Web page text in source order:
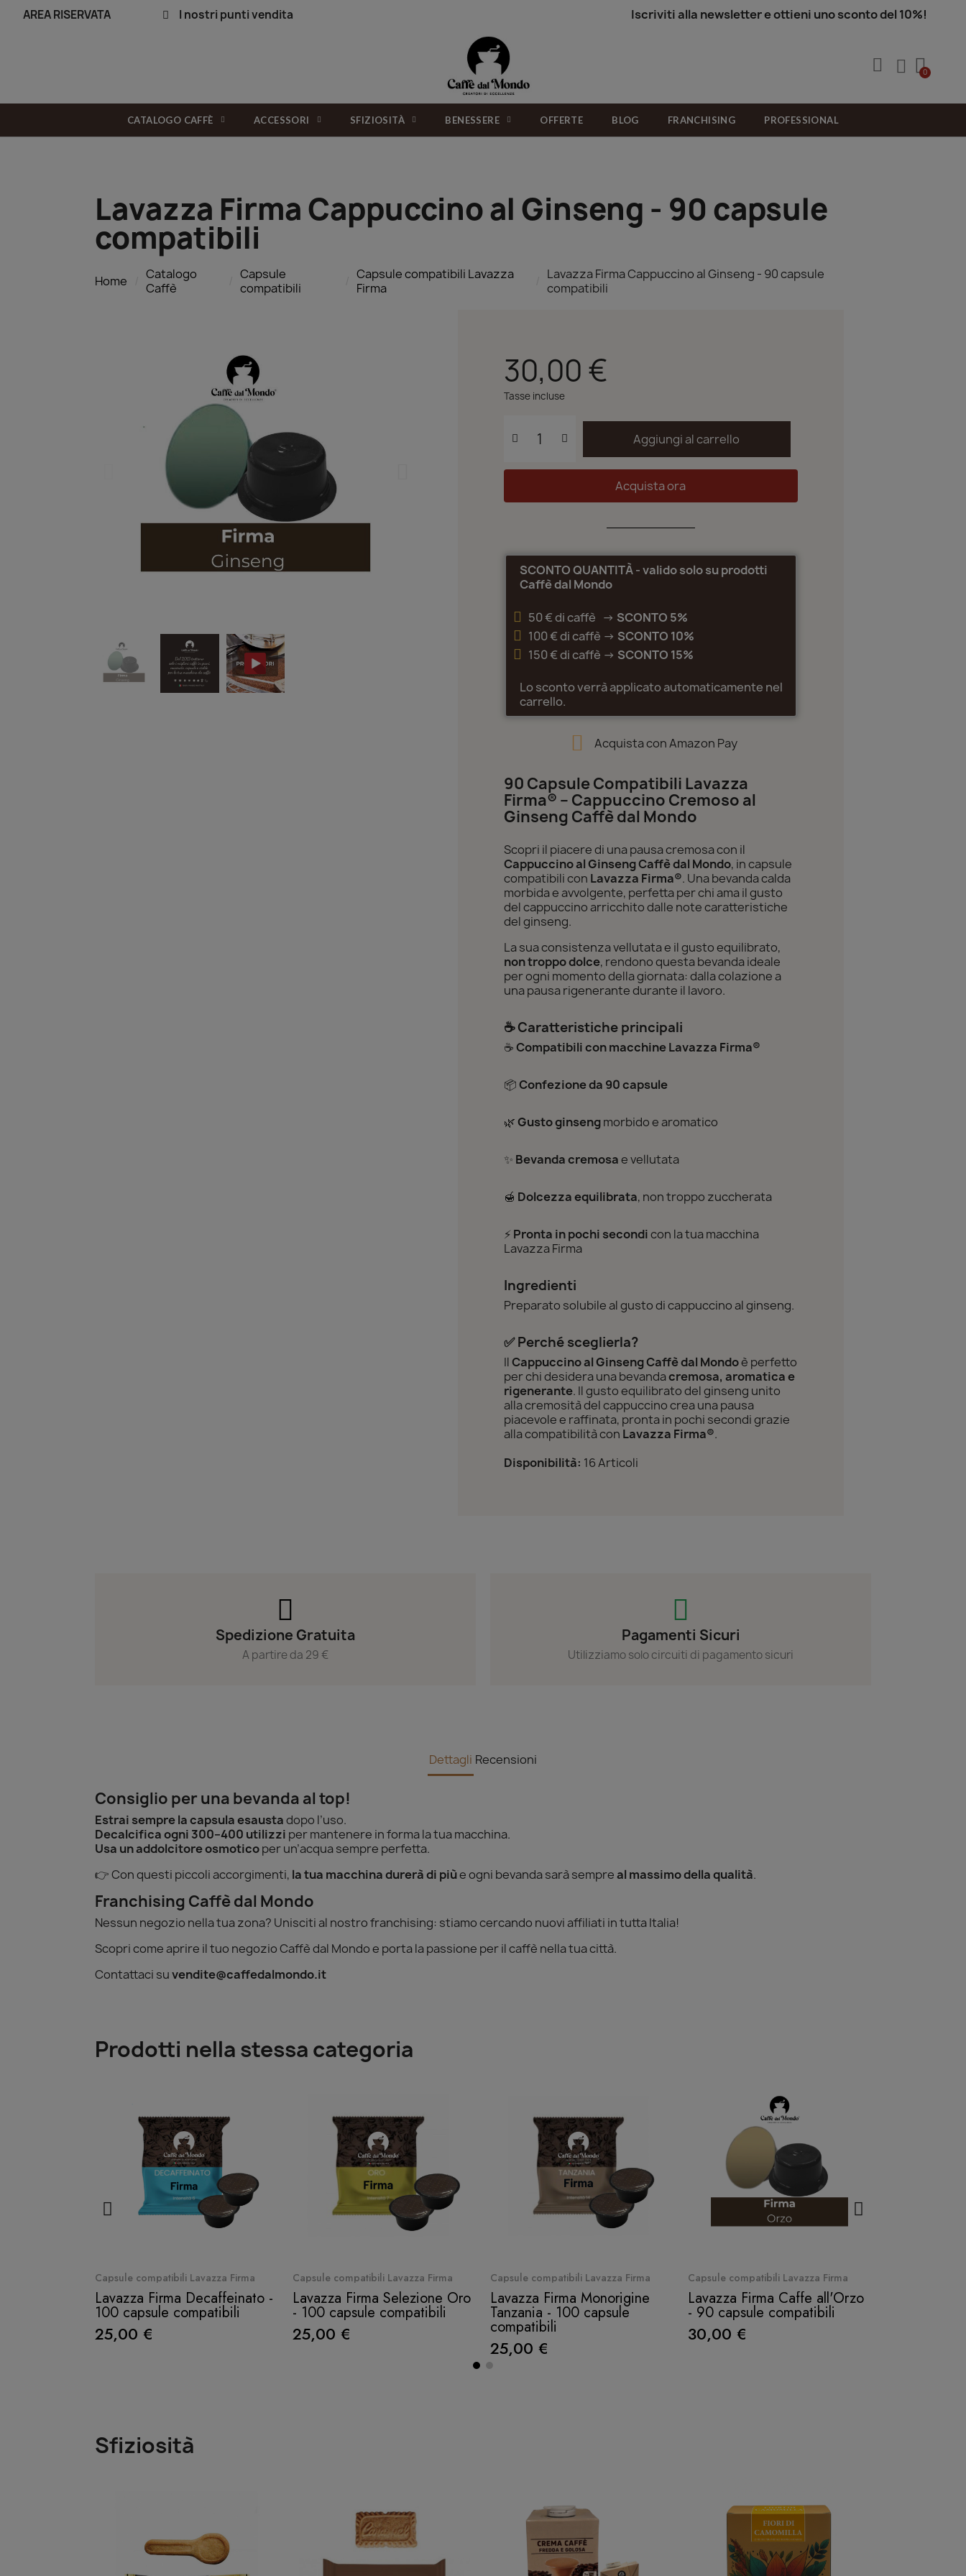
AREA RISERVATA I nostri punti vendita Iscriviti alla newsletter e ottieni uno sconto del 10%!
CATALOGO CAFFÈ ACCESSORI SFIZIOSITÀ BENESSERE OFFERTE BLOG FRANCHISING PROFESSIONAL
Lavazza Firma Cappuccino al Ginseng - 90 capsule
compatibili
Home
Catalogo
Caffè
Capsule
compatibili
Capsule compatibili Lavazza
Firma
Lavazza Firma Cappuccino al Ginseng - 90 capsule
compatibili
30,00 €
Tasse incluse
Aggiungi al carrello
Acquista ora
SCONTO QUANTITÀ - valido solo su prodotti
Caffè dal Mondo
50 € di caffè -> SCONTO 5%
100 € di caffè -> SCONTO 10%
150 € di caffè -> SCONTO 15%
Lo sconto verrà applicato automaticamente nel
carrello.
Acquista con Amazon Pay
90 Capsule Compatibili Lavazza
Firma® – Cappuccino Cremoso al
Ginseng Caffè dal Mondo
Scopri il piacere di una pausa cremosa con il
Cappuccino al Ginseng Caffè dal Mondo, in capsule
compatibili con Lavazza Firma®. Una bevanda calda
morbida e avvolgente, perfetta per chi ama il gusto
del cappuccino arricchito dalle note caratteristiche
del ginseng.
La sua consistenza vellutata e il gusto equilibrato,
non troppo dolce, rendono questa bevanda ideale
per ogni momento della giornata: dalla colazione a
una pausa rigenerante durante il lavoro.
☕ Caratteristiche principali
☕Compatibili con macchine Lavazza Firma®
📦Confezione da 90 capsule
🌿Gusto ginsengmorbido e aromatico
✨ Bevanda cremosae vellutata
🍯 Dolcezza equilibrata, non troppo zuccherata
⚡ Pronta in pochi secondicon la tua macchina
Lavazza Firma
Ingredienti
Preparato solubile al gusto di cappuccino al ginseng.
✅ Perché sceglierla?
IlCappuccino al Ginseng Caffè dal Mondoè perfetto
per chi desidera una bevandacremosa, aromatica e
rigenerante. Il gusto equilibrato del ginseng unito
alla cremosità del cappuccino crea una pausa
piacevole e raffinata, pronta in pochi secondi grazie
alla compatibilità con Lavazza Firma®.
Disponibilità: 16 Articoli
Spedizione Gratuita
A partire da 29 €
Pagamenti Sicuri
Utilizziamo solo circuiti di pagamento sicuri
Dettagli Recensioni
Consiglio per una bevanda al top!
Estrai sempre la capsula esaustadopo l’uso.
Decalcifica ogni 300–400 utilizzi per mantenere in forma la tua macchina.
Usa un addolcitore osmoticoper un’acqua sempre perfetta.
👉 Con questi piccoli accorgimenti, la tua macchina durerà di piùe ogni bevanda sarà sempreal massimo della qualità.
Franchising Caffè dal Mondo
Nessun negozio nella tua zona? Unisciti al nostro franchising: stiamo cercando nuovi affiliati in tutta Italia!
Scopri come aprire il tuo negozio Caffè dal Mondo e porta la passione per il caffè nella tua città.
Contattaci suvendite@caffedalmondo.it
Prodotti nella stessa categoria
Quick View
Capsule compatibili Lavazza Firma
Lavazza Firma Decaffeinato -
100 capsule compatibili
25,00 €
Quick View
Capsule compatibili Lavazza Firma
Lavazza Firma Selezione Oro
- 100 capsule compatibili
25,00 €
Quick View
Capsule compatibili Lavazza Firma
Lavazza Firma Monorigine
Tanzania - 100 capsule
compatibili
25,00 €
Quick View
Capsule compatibili Lavazza Firma
Lavazza Firma Caffe all'Orzo
- 90 capsule compatibili
30,00 €
Sfiziosità